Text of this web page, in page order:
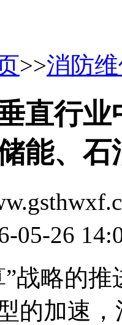
>>消防
直行
能、
05-26
战略的
的加速